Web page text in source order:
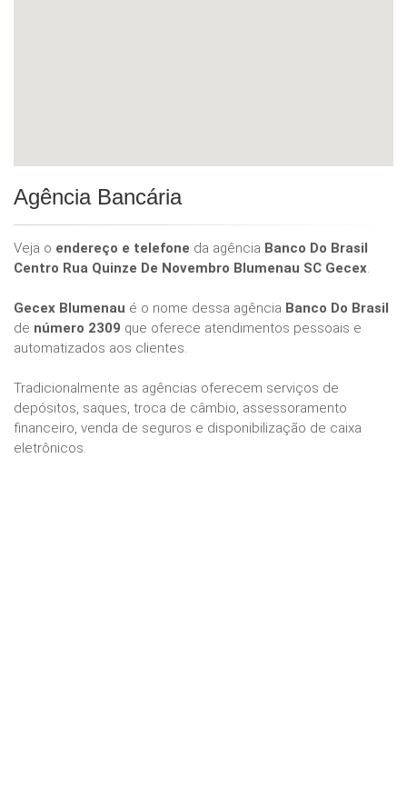
Agência Bancária
Veja o endereço e telefone da agência Banco Do Brasil
Centro Rua Quinze De Novembro Blumenau SC Gecex.
Gecex Blumenau é o nome dessa agência Banco Do Brasil
de número 2309 que oferece atendimentos pessoais e
automatizados aos clientes.
Tradicionalmente as agências oferecem serviços de
depósitos, saques, troca de câmbio, assessoramento
financeiro, venda de seguros e disponibilização de caixa
eletrônicos.